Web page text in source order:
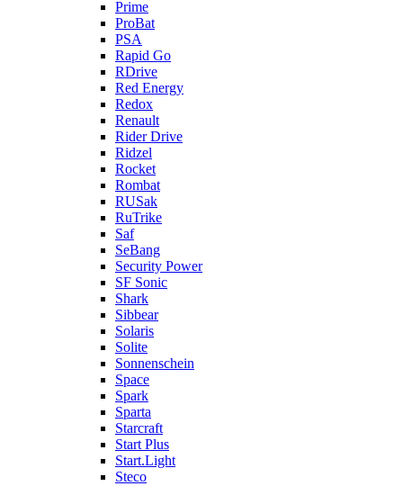
Prime
ProBat
PSA
Rapid Go
RDrive
Red Energy
Redox
Renault
Rider Drive
Ridzel
Rocket
Rombat
RUSak
RuTrike
Saf
SeBang
Security Power
SF Sonic
Shark
Sibbear
Solaris
Solite
Sonnenschein
Space
Spark
Sparta
Starcraft
Start Plus
Start.Light
Steco